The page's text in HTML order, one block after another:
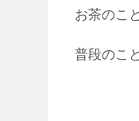
お茶のこと
普段のこと